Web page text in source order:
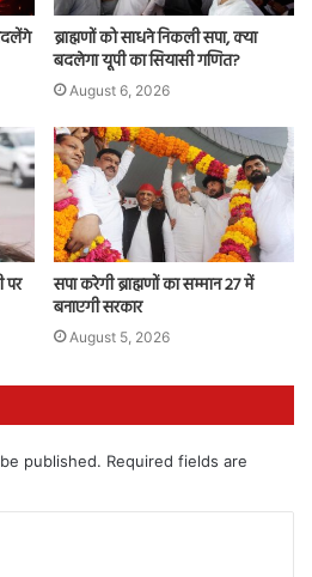
ब्राह्मणों को साधने निकली सपा, क्या
बदलेगा यूपी का सियासी गणित?
August 6, 2026
पर
सपा करेगी ब्राह्मणों का सम्मान 27 में
बनाएगी सरकार
August 5, 2026
published. Required fields are